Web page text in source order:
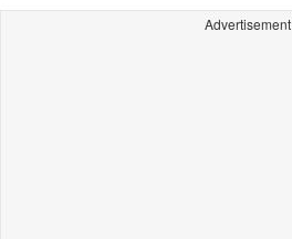
Advertisement